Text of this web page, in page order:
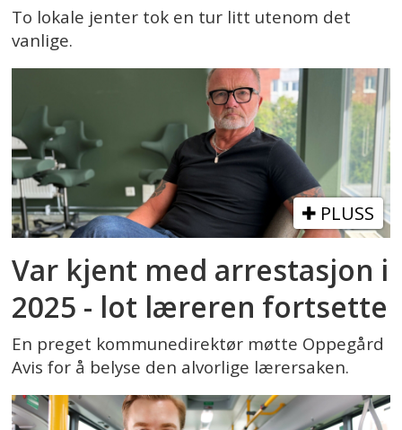
To lokale jenter tok en tur litt utenom det
vanlige.
PLUSS
Var kjent med arrestasjon i
2025 - lot læreren fortsette
En preget kommunedirektør møtte Oppegård
Avis for å belyse den alvorlige lærersaken.